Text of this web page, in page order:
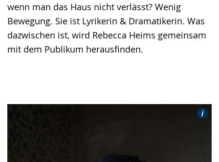
wenn man das Haus nicht verlässt? Wenig
Bewegung. Sie ist Lyrikerin & Dramatikerin. Was
dazwischen ist, wird Rebecca Heims gemeinsam
mit dem Publikum herausfinden.